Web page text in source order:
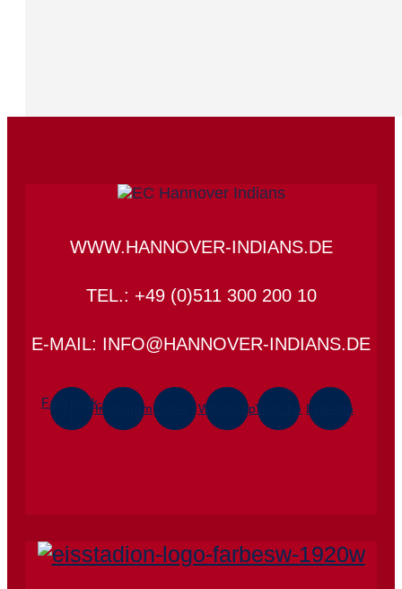
WWW.HANNOVER-INDIANS.DE
TEL.: +49 (0)511 300 200 10
E-MAIL: INFO@HANNOVER-INDIANS.DE
Facebook-InstagramTiktok WhatsappYoutube Linkedin